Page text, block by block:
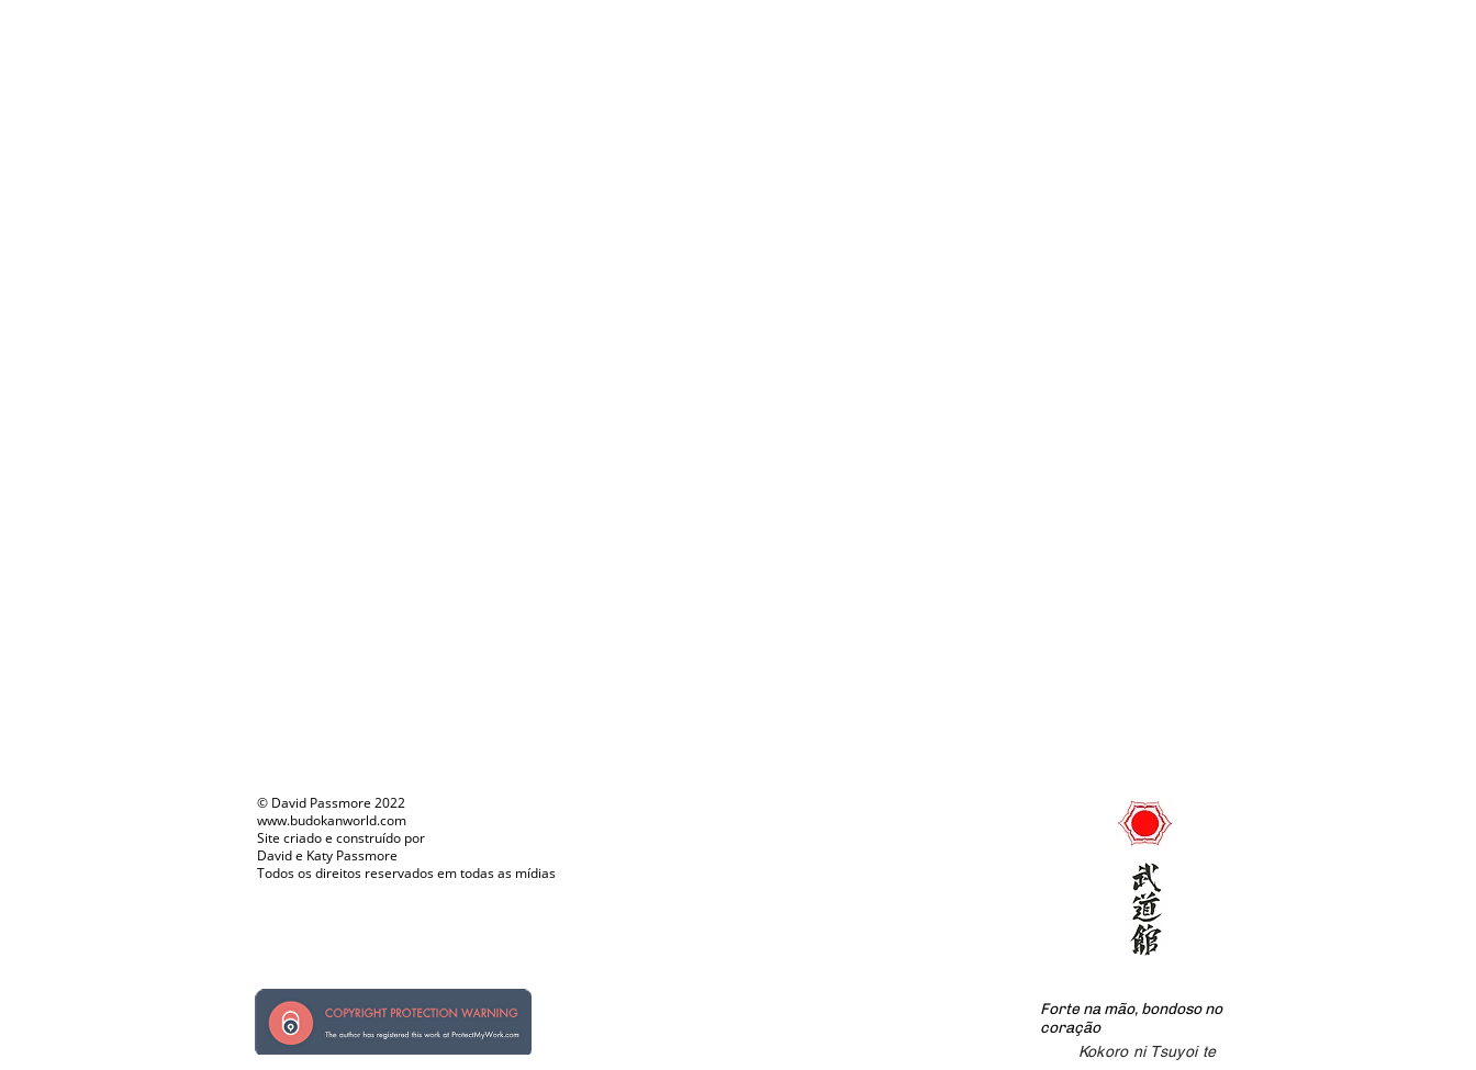
© David Passmore 2022
www.budokanworld.com
Site criado e construído por
David e Katy Passmore
Todos os direitos reservados em todas as mídias
Forte na mão, bondoso no
coração
Kokoro ni Tsuyoi te